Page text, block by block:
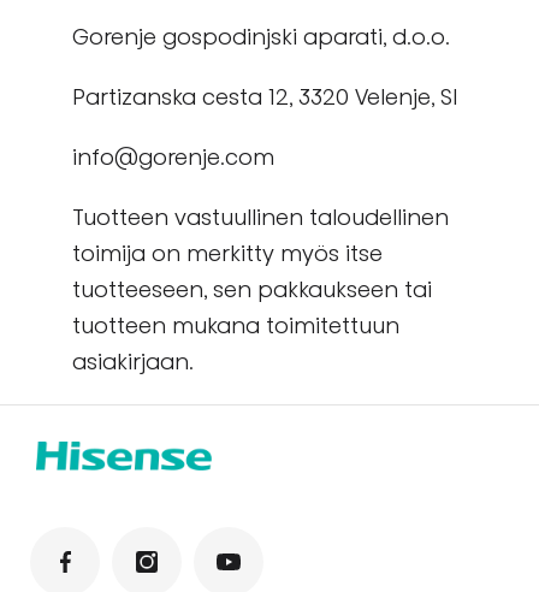
Gorenje gospodinjski aparati, d.o.o.
Partizanska cesta 12, 3320 Velenje, SI
info@gorenje.com
Tuotteen vastuullinen taloudellinen
toimija on merkitty myös itse
tuotteeseen, sen pakkaukseen tai
tuotteen mukana toimitettuun
asiakirjaan.